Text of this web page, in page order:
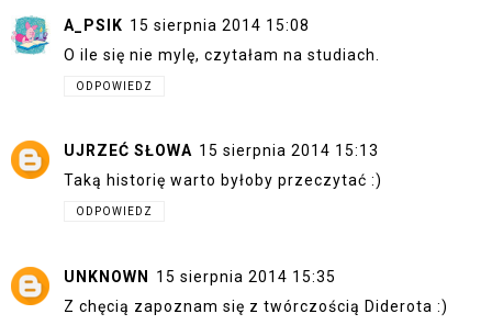
A_PSIK 15 sierpnia 2014 15:08
O ile się nie mylę, czytałam na studiach.
ODPOWIEDZ
UJRZEĆ SŁOWA 15 sierpnia 2014 15:13
Taką historię warto byłoby przeczytać :)
ODPOWIEDZ
UNKNOWN 15 sierpnia 2014 15:35
Z chęcią zapoznam się z twórczością Diderota :)